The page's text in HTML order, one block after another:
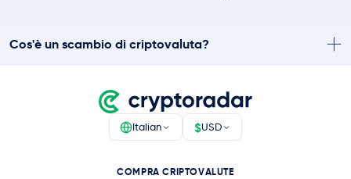
Cos'è un scambio di criptovaluta?
Italian $USD
COMPRA CRIPTOVALUTE